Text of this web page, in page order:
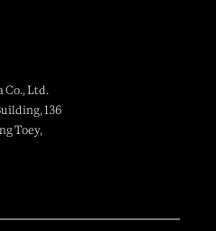
Co., Ltd.
136
Toey,